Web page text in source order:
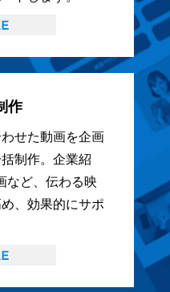
作
せた動画を企画
制作。企業紹
など、伝わる映
、効果的にサポ